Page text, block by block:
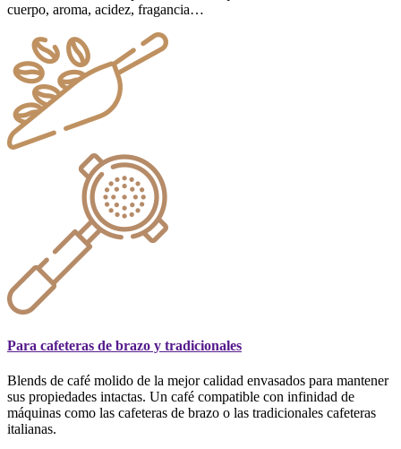
cuerpo, aroma, acidez, fragancia…
Para cafeteras de brazo y tradicionales
Blends de café molido de la mejor calidad envasados para mantener
sus propiedades intactas. Un café compatible con infinidad de
máquinas como las cafeteras de brazo o las tradicionales cafeteras
italianas.